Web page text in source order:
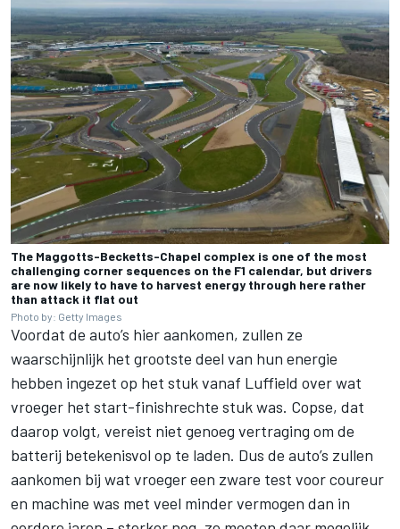
The Maggotts-Becketts-Chapel complex is one of the most
challenging corner sequences on the F1 calendar, but drivers
are now likely to have to harvest energy through here rather
than attack it flat out
Photo by: Getty Images
Voordat de auto’s hier aankomen, zullen ze
waarschijnlijk het grootste deel van hun energie
hebben ingezet op het stuk vanaf Luffield over wat
vroeger het start-finishrechte stuk was. Copse, dat
daarop volgt, vereist niet genoeg vertraging om de
batterij betekenisvol op te laden. Dus de auto’s zullen
aankomen bij wat vroeger een zware test voor coureur
en machine was met veel minder vermogen dan in